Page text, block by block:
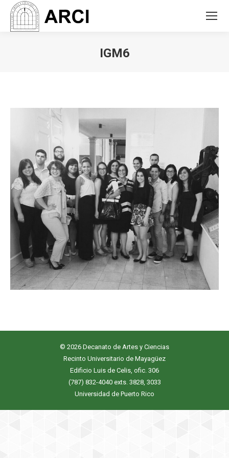
IGM6
© 2026 Decanato de Artes y Ciencias
Recinto Universitario de Mayagüez
Edificio Luis de Celis, ofic. 306
(787) 832-4040 exts. 3828, 3033
Universidad de Puerto Rico